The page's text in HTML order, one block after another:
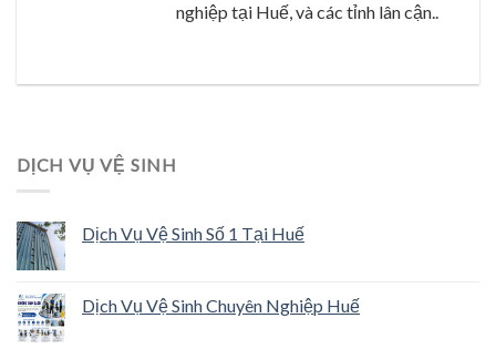
nghiệp tại Huế, và các tỉnh lân cận..
DỊCH VỤ VỆ SINH
Dịch Vụ Vệ Sinh Số 1 Tại Huế
Dịch Vụ Vệ Sinh Chuyên Nghiệp Huế